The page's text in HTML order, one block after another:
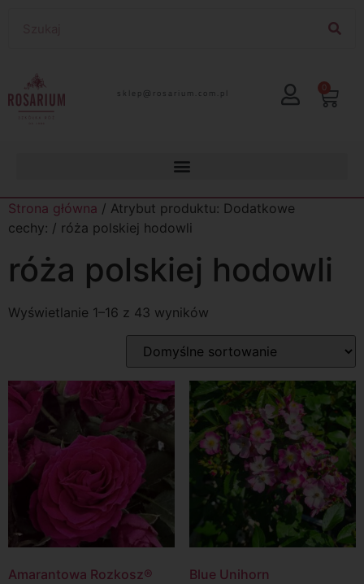
lp.moc.muirasor@pelks 0
Strona główna / Atrybut produktu: Dodatkowe
cechy: / róża polskiej hodowli
róża polskiej hodowli
Wyświetlanie 1–16 z 43 wyników
Amarantowa Rozkosz® Blue Unihorn